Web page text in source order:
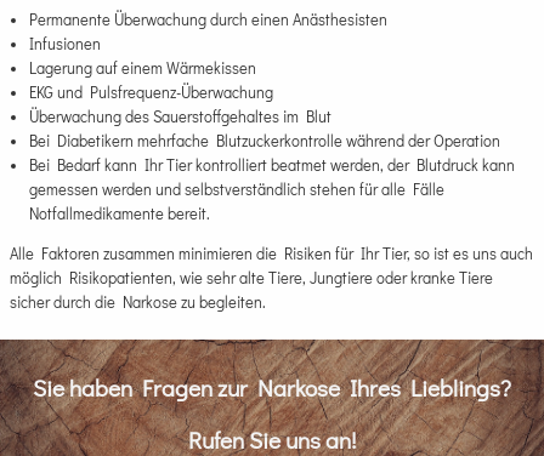
Permanente Überwachung durch einen Anästhesisten
Infusionen
Lagerung auf einem Wärmekissen
EKG und Pulsfrequenz-Überwachung
Überwachung des Sauerstoffgehaltes im Blut
Bei Diabetikern mehrfache Blutzuckerkontrolle während der Operation
Bei Bedarf kann Ihr Tier kontrolliert beatmet werden, der Blutdruck kann
gemessen werden und selbstverständlich stehen für alle Fälle
Notfallmedikamente bereit.
Alle Faktoren zusammen minimieren die Risiken für Ihr Tier, so ist es uns auch
möglich Risikopatienten, wie sehr alte Tiere, Jungtiere oder kranke Tiere
sicher durch die Narkose zu begleiten.
Sie haben Fragen zur Narkose Ihres Lieblings?
Rufen Sie uns an!